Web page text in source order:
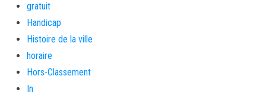
gratuit
Handicap
Histoire de la ville
horaire
Hors-Classement
In